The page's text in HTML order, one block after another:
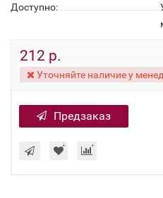
Доступно:
212 р.
Уточняйте наличие у
Предзаказ